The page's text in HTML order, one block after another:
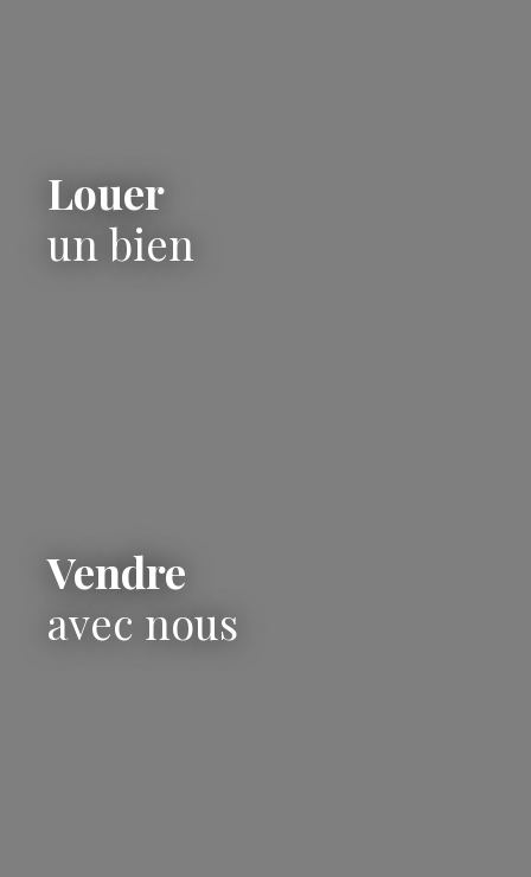
Louer
un bien
Vendre
avec nous